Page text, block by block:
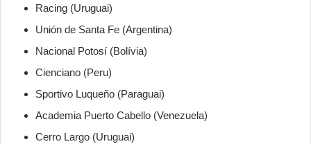
Racing (Uruguai)
Unión de Santa Fe (Argentina)
Nacional Potosí (Bolívia)
Cienciano (Peru)
Sportivo Luqueño (Paraguai)
Academia Puerto Cabello (Venezuela)
Cerro Largo (Uruguai)